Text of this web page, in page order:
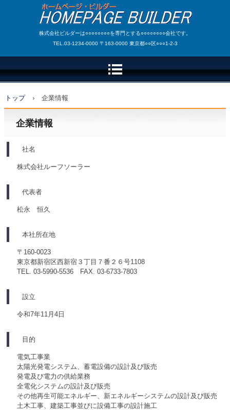
株式会社ビルダーは○○○○○○○○を専門とする○○○○○○○○会社です。
TEL.03-1234-0000 〒163-0000 東京都○○区○○○1-2-3
トップ › 企業情報
企業情報
社名
株式会社ルーフソーラー
代表者
松永 恒久
本社所在地
〒160-0023
東京都新宿区西新宿３丁目７番２６号1108
TEL. 03-5990-5536 FAX. 03-6733-7803
設立
令和7年11月4日
目的
電気工事業
太陽光発電システム、蓄電設備の設計及び販売
発電及び電力の供給業務
全電化システムの設計及び販売
その他再生可能エネルギー、新エネルギーシステムの設計及び販売
土木工事、建築工事並びに設備工事の設計施工